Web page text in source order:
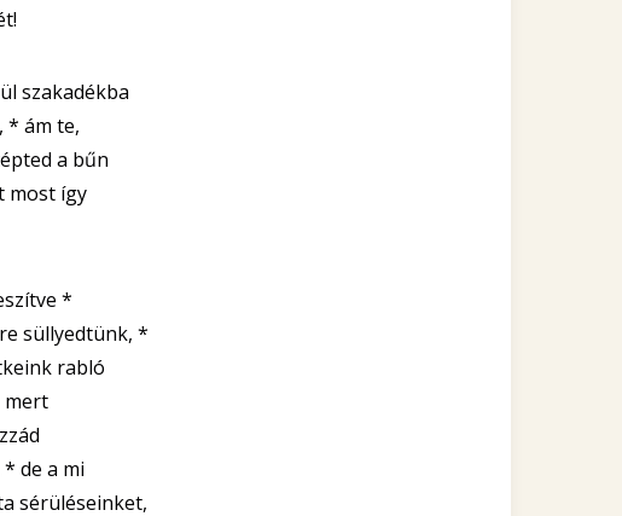
szakadékba
* ám te,
a bűn
most így
*
süllyedtünk, *
rabló
mert
de a mi
sérüléseinket,